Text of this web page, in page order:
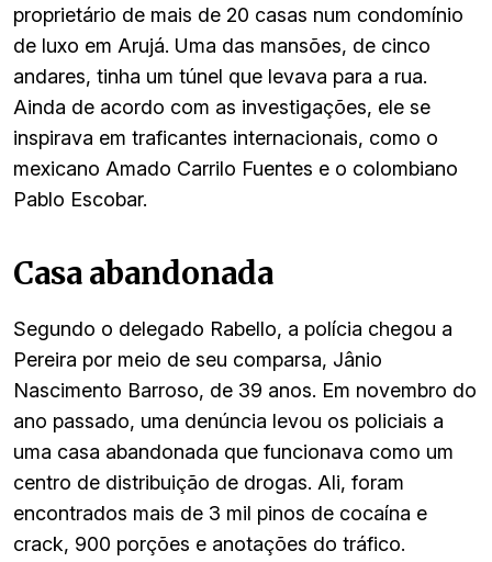
proprietário de mais de 20 casas num condomínio
de luxo em Arujá. Uma das mansões, de cinco
andares, tinha um túnel que levava para a rua.
Ainda de acordo com as investigações, ele se
inspirava em traficantes internacionais, como o
mexicano Amado Carrilo Fuentes e o colombiano
Pablo Escobar.
Casa abandonada
Segundo o delegado Rabello, a polícia chegou a
Pereira por meio de seu comparsa, Jânio
Nascimento Barroso, de 39 anos. Em novembro do
ano passado, uma denúncia levou os policiais a
uma casa abandonada que funcionava como um
centro de distribuição de drogas. Ali, foram
encontrados mais de 3 mil pinos de cocaína e
crack, 900 porções e anotações do tráfico.